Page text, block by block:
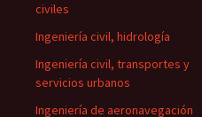
civiles
Ingeniería civil, hidrología
Ingeniería civil, transportes y
servicios urbanos
Ingeniería de aeronavegación